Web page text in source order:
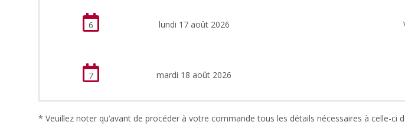
6 lundi 17 août 2026
7 mardi 18 août 2026
* Veuillez noter qu’avant de procéder à votre commande tous les détails nécessaires à celle-ci